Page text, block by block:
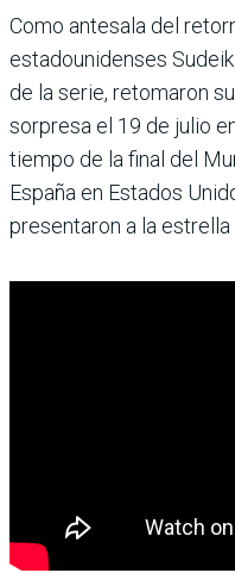
Como antesala del
estadounidenses
de la serie, retomaron
sorpresa el 19 de julio
tiempo de la final del
España en Estados
presentaron a la